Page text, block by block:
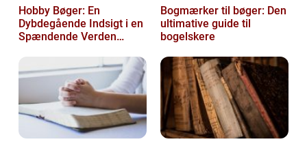
Hobby Bøger: En
Dybdegående Indsigt i en
Spændende Verden
Bogmærker til bøger: Den
ultimative guide til
bogelskere